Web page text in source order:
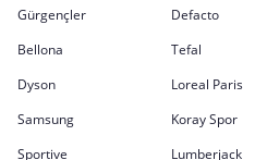
Gürgençler
Defacto
Bellona
Tefal
Dyson
Loreal Paris
Samsung
Koray Spor
Sportive
Lumberjack